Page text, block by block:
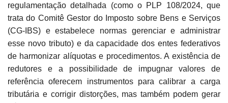
regulamentação detalhada (como o PLP 108/2024, que
trata do Comitê Gestor do Imposto sobre Bens e Serviços
(CG-IBS) e estabelece normas gerenciar e administrar
esse novo tributo) e da capacidade dos entes federativos
de harmonizar alíquotas e procedimentos. A existência de
redutores e a possibilidade de impugnar valores de
referência oferecem instrumentos para calibrar a carga
tributária e corrigir distorções, mas também podem gerar